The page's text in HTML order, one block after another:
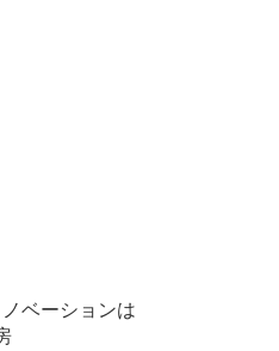
ベーションは